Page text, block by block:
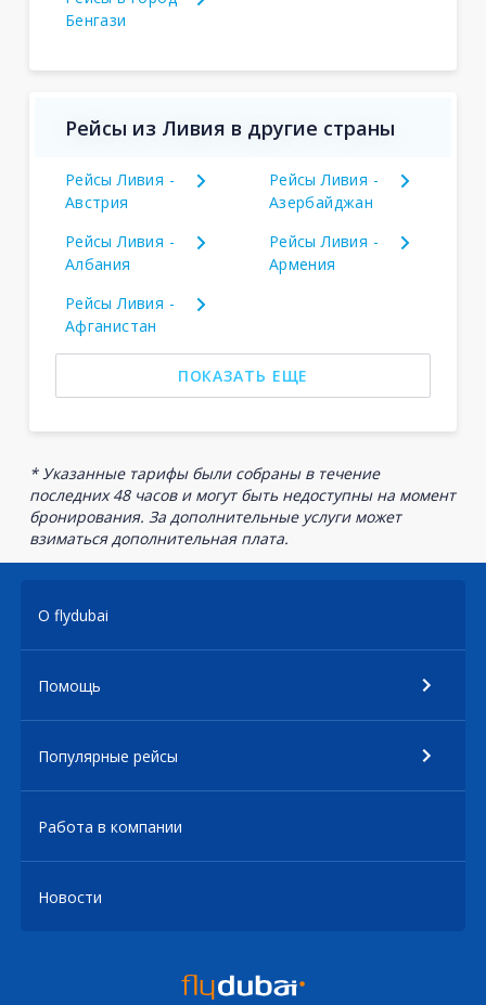
Бенгази
Рейсы из Ливия в другие страны
Рейсы Ливия -
Австрия
Рейсы Ливия -
Азербайджан
Рейсы Ливия -
Албания
Рейсы Ливия -
Армения
Рейсы Ливия -
Афганистан
ПОКАЗАТЬ ЕЩЕ
* Указанные тарифы были собраны в течение
последних 48 часов и могут быть недоступны на момент
бронирования. За дополнительные услуги может
взиматься дополнительная плата.
О flydubai
Помощь
Популярные рейсы
Работа в компании
Новости